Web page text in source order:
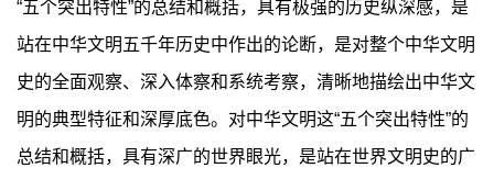
“五个突出特性”的总结和概括，具有极强的历史纵深感，是
站在中华文明五千年历史中作出的论断，是对整个中华文明
史的全面观察、深入体察和系统考察，清晰地描绘出中华文
明的典型特征和深厚底色。对中华文明这“五个突出特性”的
总结和概括，具有深广的世界眼光，是站在世界文明史的广